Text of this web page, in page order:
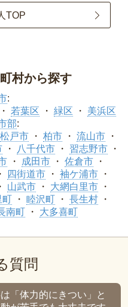
TOP
村から探す
:
若葉区 緑区
美浜区
部:
松戸市 柏市
流山市
八千代市
習志野市
成田市
佐倉市
四街道市
袖ケ浦市
山武市
大網白里市
町 睦沢町
長生村
南町 大多喜町
質問
「体力的にきつい」と